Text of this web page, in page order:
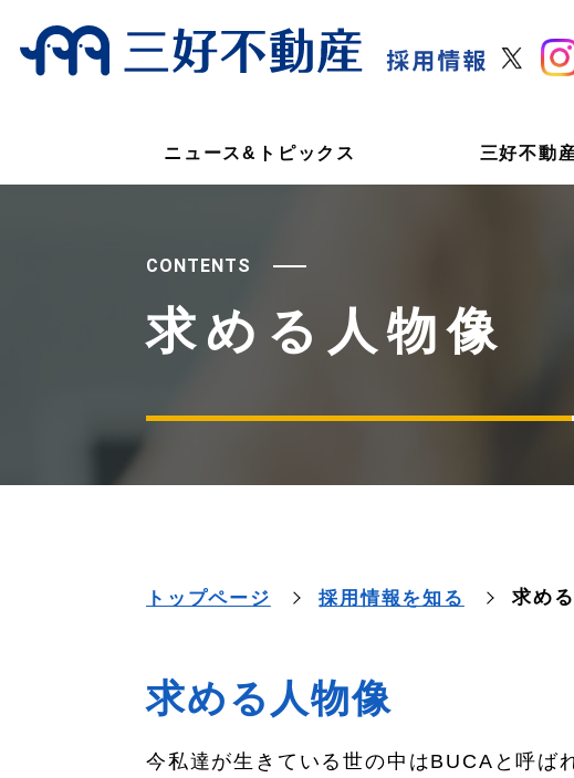
ニュース&トピックス 三好不動
CONTENTS
求める人物像
トップページ 採用情報を知る 求め
求める人物像
今私達が生きている世の中はBUCAと呼ば